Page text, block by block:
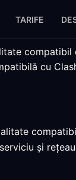
TARIFE
compatibil
cu
și